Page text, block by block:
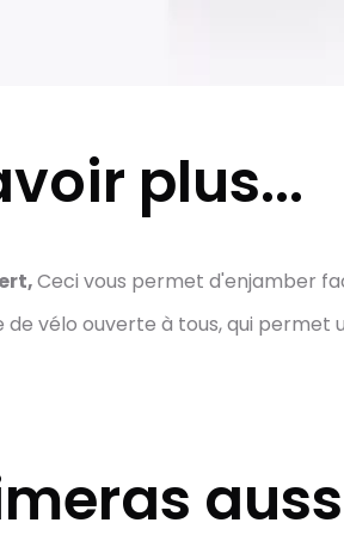
plus...
Ceci vous permet d'enjamber
de vélo ouverte à tous, qui